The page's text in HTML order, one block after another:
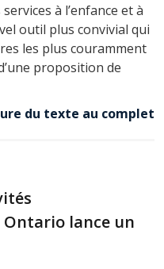
à l’enfance et à
outil plus convivial qui
les plus couramment
proposition de
du texte au complet
lance un